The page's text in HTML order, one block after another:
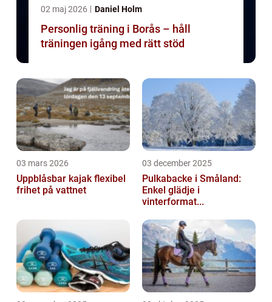
02 maj 2026 Daniel Holm
Personlig träning i Borås – håll
träningen igång med rätt stöd
03 mars 2026
Uppblåsbar kajak flexibel
frihet på vattnet
03 december 2025
Pulkabacke i Småland:
Enkel glädje i
vinterformat...